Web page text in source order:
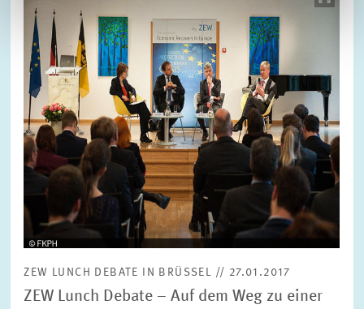
vergrößerter
Ansicht
ZEW LUNCH DEBATE IN BRÜSSEL // 27.01.2017
ZEW Lunch Debate – Auf dem Weg zu einer